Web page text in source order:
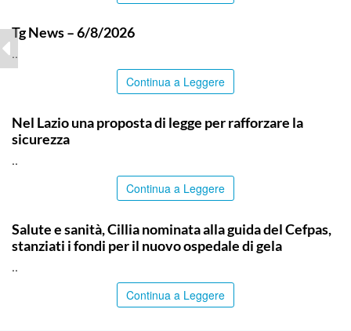
Tg News – 6/8/2026
..
Continua a Leggere
Nel Lazio una proposta di legge per rafforzare la
sicurezza
..
Continua a Leggere
Salute e sanità, Cillia nominata alla guida del Cefpas,
stanziati i fondi per il nuovo ospedale di gela
..
Continua a Leggere